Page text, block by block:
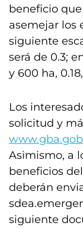
beneficio
asemejar los
siguiente
será de 0.3;
y 600 ha,
Los
solicitud y
Asimismo, a
beneficios
deberán
siguiente